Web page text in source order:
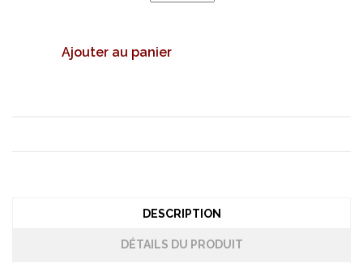
Ajouter au panier
DESCRIPTION
DÉTAILS DU PRODUIT